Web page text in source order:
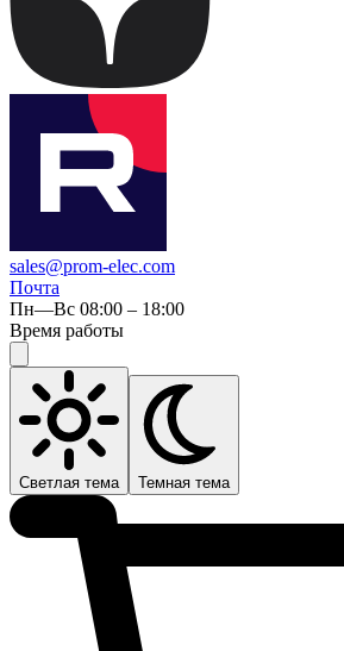
sales@prom-elec.com
Почта
Пн—Вс 08:00 – 18:00
Время работы
Светлая тема Темная тема